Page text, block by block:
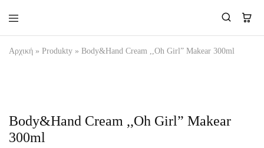
Makear-
Αρχική » Produkty » Body&Hand Cream ,,Oh Girl” Makear 300ml
Body&Hand Cream ,,Oh Girl” Makear
300ml